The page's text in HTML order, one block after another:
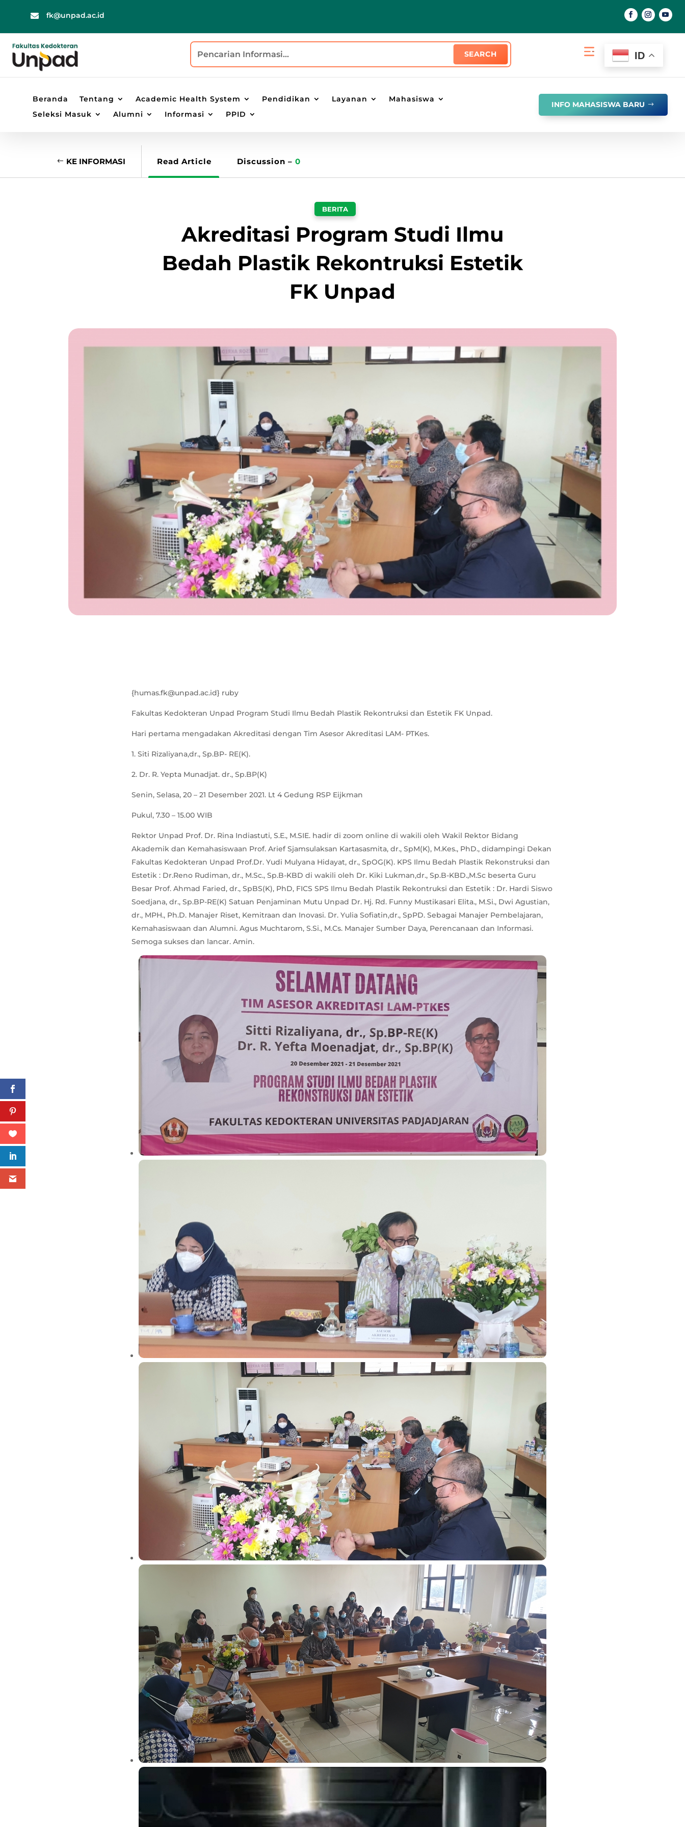
 fk@unpad.ac.id
ID
Beranda Tentang Academic Health System Pendidikan Layanan
Mahasiswa
Seleksi Masuk
Alumni Informasi PPID
INFO MAHASISWA BARU
KE INFORMASI Read Article Discussion – 0
BERITA
Akreditasi Program Studi Ilmu
Bedah Plastik Rekontruksi Estetik
FK Unpad
{humas.fk@unpad.ac.id} ruby
Fakultas Kedokteran Unpad Program Studi Ilmu Bedah Plastik Rekontruksi dan Estetik FK Unpad.
Hari pertama mengadakan Akreditasi dengan Tim Asesor Akreditasi LAM- PTKes.
1. Siti Rizaliyana,dr., Sp.BP- RE(K).
2. Dr. R. Yepta Munadjat. dr., Sp.BP(K)
Senin, Selasa, 20 – 21 Desember 2021. Lt 4 Gedung RSP Eijkman
Pukul, 7.30 – 15.00 WIB
Rektor Unpad Prof. Dr. Rina Indiastuti, S.E., M.SIE. hadir di zoom online di wakili oleh Wakil Rektor Bidang
Akademik dan Kemahasiswaan Prof. Arief Sjamsulaksan Kartasasmita, dr., SpM(K), M.Kes., PhD., didampingi Dekan
Fakultas Kedokteran Unpad Prof.Dr. Yudi Mulyana Hidayat, dr., SpOG(K). KPS Ilmu Bedah Plastik Rekonstruksi dan
Estetik : Dr.Reno Rudiman, dr., M.Sc., Sp.B-KBD di wakili oleh Dr. Kiki Lukman,dr., Sp.B-KBD.,M.Sc beserta Guru
Besar Prof. Ahmad Faried, dr., SpBS(K), PhD, FICS SPS Ilmu Bedah Plastik Rekontruksi dan Estetik : Dr. Hardi Siswo
Soedjana, dr., Sp.BP-RE(K) Satuan Penjaminan Mutu Unpad Dr. Hj. Rd. Funny Mustikasari Elita., M.Si., Dwi Agustian,
dr., MPH., Ph.D. Manajer Riset, Kemitraan dan Inovasi. Dr. Yulia Sofiatin,dr., SpPD. Sebagai Manajer Pembelajaran,
Kemahasiswaan dan Alumni. Agus Muchtarom, S.Si., M.Cs. Manajer Sumber Daya, Perencanaan dan Informasi.
Semoga sukses dan lancar. Amin.